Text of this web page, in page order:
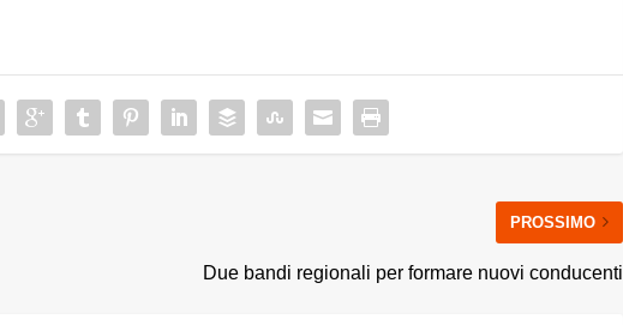
PROSSIMO
Due bandi regionali per formare nuovi conducenti